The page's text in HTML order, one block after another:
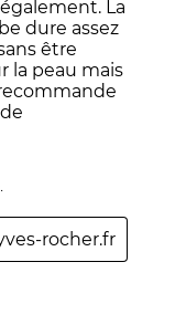
La
dure assez
être
la peau mais
rocher.fr